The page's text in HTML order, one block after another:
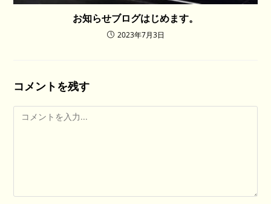
お知らせブログはじめます。
2023年7月3日
コメントを残す